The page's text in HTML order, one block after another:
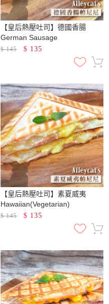
【皇后熱壓吐司】德國香腸
German Sausage
$145 $ 135
【皇后熱壓吐司】素夏威夷
Hawaiian(Vegetarian)
$145 $ 135